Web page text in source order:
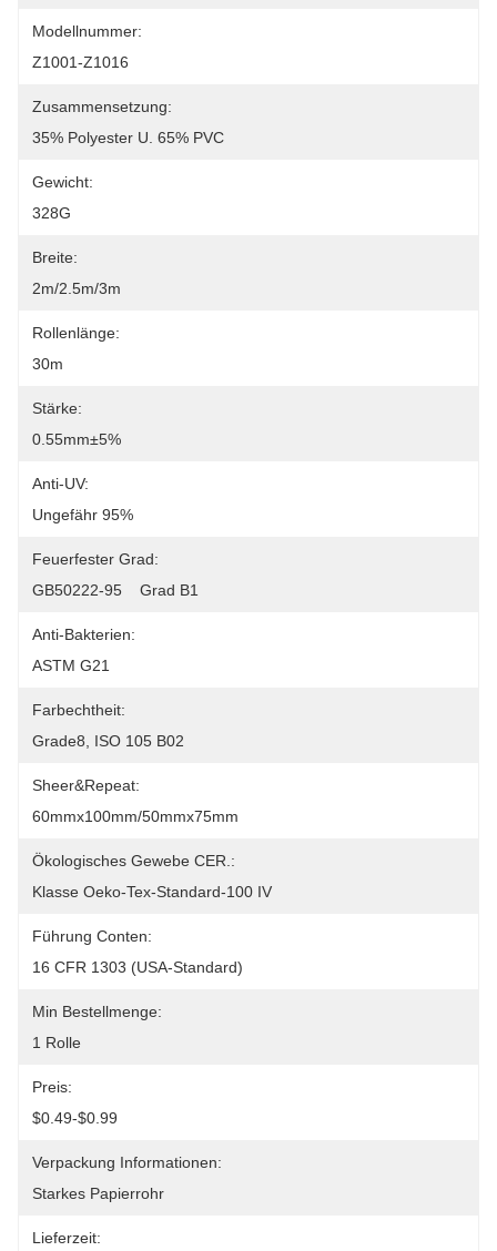
Modellnummer:
Z1001-Z1016
Zusammensetzung:
35% Polyester U. 65% PVC
Gewicht:
328G
Breite:
2m/2.5m/3m
Rollenlänge:
30m
Stärke:
0.55mm±5%
Anti-UV:
Ungefähr 95%
Feuerfester Grad:
GB50222-95    Grad B1
Anti-Bakterien:
ASTM G21
Farbechtheit:
Grade8, ISO 105 B02
Sheer&Repeat:
60mmx100mm/50mmx75mm
Ökologisches Gewebe CER.:
Klasse Oeko-Tex-Standard-100 IV
Führung Conten:
16 CFR 1303 (USA-Standard)
Min Bestellmenge:
1 Rolle
Preis:
$0.49-$0.99
Verpackung Informationen:
Starkes Papierrohr
Lieferzeit: